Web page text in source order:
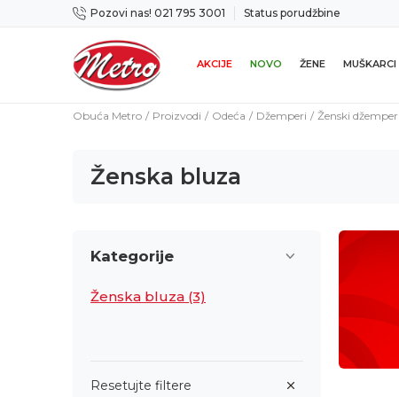
Pozovi nas! 021 795 3001 Status porudžbine
Mogućnost zamene u roku od 14 dana
AKCIJE NOVO ŽENE MUŠKARCI
Obuća Metro Proizvodi Odeća Džemperi Ženski džemper
Ženska bluza
Kategorije
Ženska bluza (3)
Resetujte filtere